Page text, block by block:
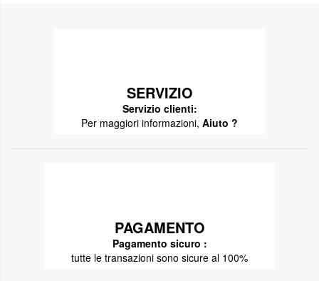
SERVIZIO
Servizio clienti:
Per maggiori informazioni, Aiuto ?
PAGAMENTO
Pagamento sicuro :
tutte le transazioni sono sicure al 100%